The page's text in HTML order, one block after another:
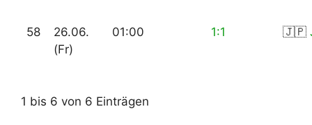
58
26.06.
(Fr)
01:00 1:1 🇯🇵
1 bis 6 von 6 Einträgen